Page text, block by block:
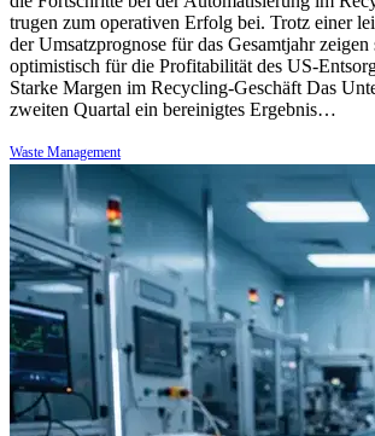
trugen zum operativen Erfolg bei. Trotz einer
der Umsatzprognose für das Gesamtjahr
optimistisch für die Profitabilität des US-
Starke Margen im Recycling-Geschäft Das
zweiten Quartal ein bereinigtes Ergebnis…
Waste Management